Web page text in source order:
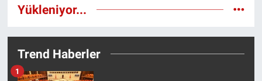
Yükleniyor...
Trend Haberler
1